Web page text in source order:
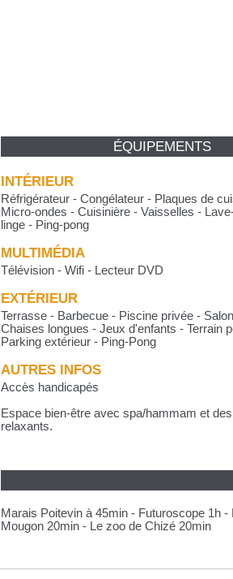
ÉQUIPEMENTS
INTÉRIEUR
Réfrigérateur - Congélateur - Plaques de
Micro-ondes - Cuisinière - Vaisselles -
linge - Ping-pong
MULTIMÉDIA
Télévision - Wifi - Lecteur DVD
EXTÉRIEUR
Terrasse - Barbecue - Piscine privée -
Chaises longues - Jeux d'enfants - Terrain
Parking extérieur - Ping-Pong
AUTRES INFOS
Accès handicapés
Espace bien-être avec spa/hammam et
relaxants.
Marais Poitevin à 45min - Futuroscope 1h
Mougon 20min - Le zoo de Chizé 20min